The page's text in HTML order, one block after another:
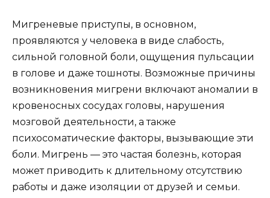
Мигреневые приступы, в основном,
проявляются у человека в виде слабость,
сильной головной боли, ощущения пульсации
в голове и даже тошноты. Возможные причины
возникновения мигрени включают аномалии в
кровеносных сосудах головы, нарушения
мозговой деятельности, а также
психосоматические факторы, вызывающие эти
боли. Мигрень — это частая болезнь, которая
может приводить к длительному отсутствию
работы и даже изоляции от друзей и семьи.